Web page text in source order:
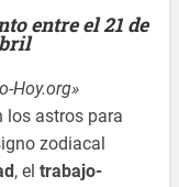
entre el 21 de
Hoy.org»
los astros para
zodiacal
, eltrabajo-